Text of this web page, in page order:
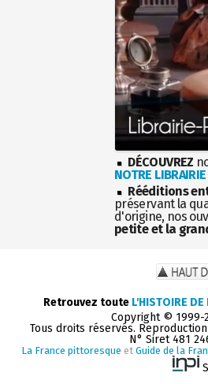
DÉCOUVREZ
NOTRE LIBRAIRIE
Rééditions
préservant la
d'origine, nos
petite et la
Retrouvez toute L'HISTOIRE DE
Copyright © 1999-
Tous droits réservés.
N° Siret 481
La France pittoresque et Guide de la